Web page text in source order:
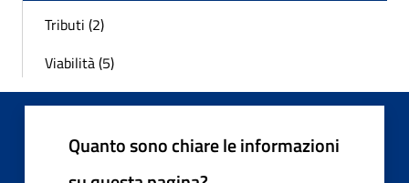
Tributi (2)
Viabilità (5)
Quanto sono chiare le informazioni